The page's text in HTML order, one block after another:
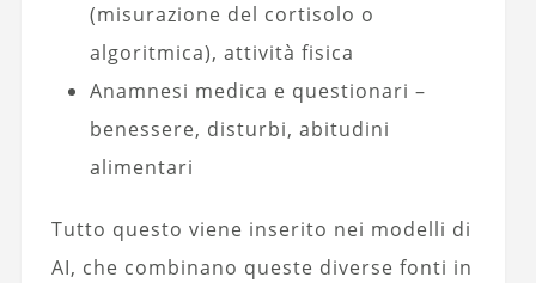
(misurazione del cortisolo o
algoritmica), attività fisica
Anamnesi medica e questionari –
benessere, disturbi, abitudini
alimentari
Tutto questo viene inserito nei modelli di
AI, che combinano queste diverse fonti in